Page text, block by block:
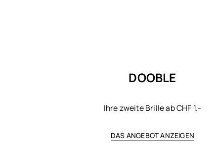
DOOBLE
Ihre zweite Brille ab CHF 1.-
DAS ANGEBOT ANZEIGEN